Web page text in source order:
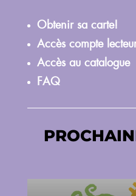
Obtenir sa carte!
Accès compte
Accès au catalogue
FAQ